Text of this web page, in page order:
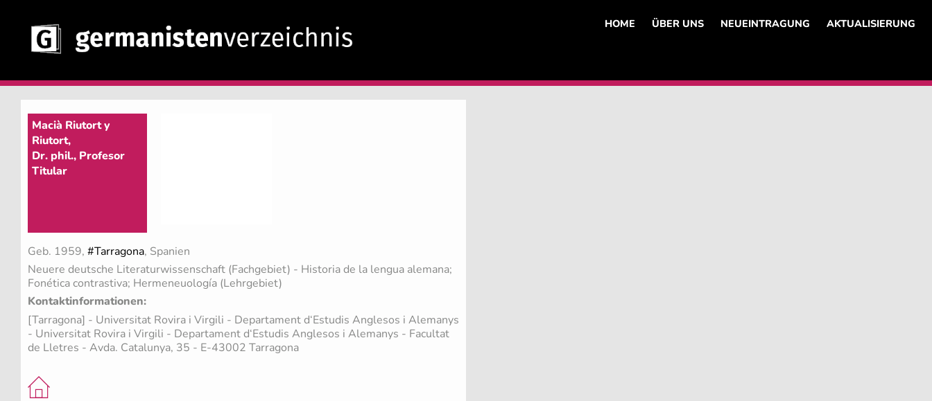
HOME ÜBER UNS NEUEINTRAGUNG AKTUALISIERUNG
Macià Riutort y
Riutort,
Dr. phil., Profesor
Titular
Geb. 1959, #Tarragona, Spanien
Neuere deutsche Literaturwissenschaft (Fachgebiet) - Historia de la lengua alemana;
Fonética contrastiva; Hermeneuología (Lehrgebiet)
Kontaktinformationen:
[Tarragona] - Universitat Rovira i Virgili - Departament d‘Estudis Anglesos i Alemanys
- Universitat Rovira i Virgili - Departament d‘Estudis Anglesos i Alemanys - Facultat
de Lletres - Avda. Catalunya, 35 - E-43002 Tarragona